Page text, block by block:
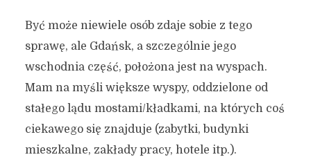
Być może niewiele osób zdaje sobie z tego
sprawę, ale Gdańsk, a szczególnie jego
wschodnia część, położona jest na wyspach.
Mam na myśli większe wyspy, oddzielone od
stałego lądu mostami/kładkami, na których coś
ciekawego się znajduje (zabytki, budynki
mieszkalne, zakłady pracy, hotele itp.).